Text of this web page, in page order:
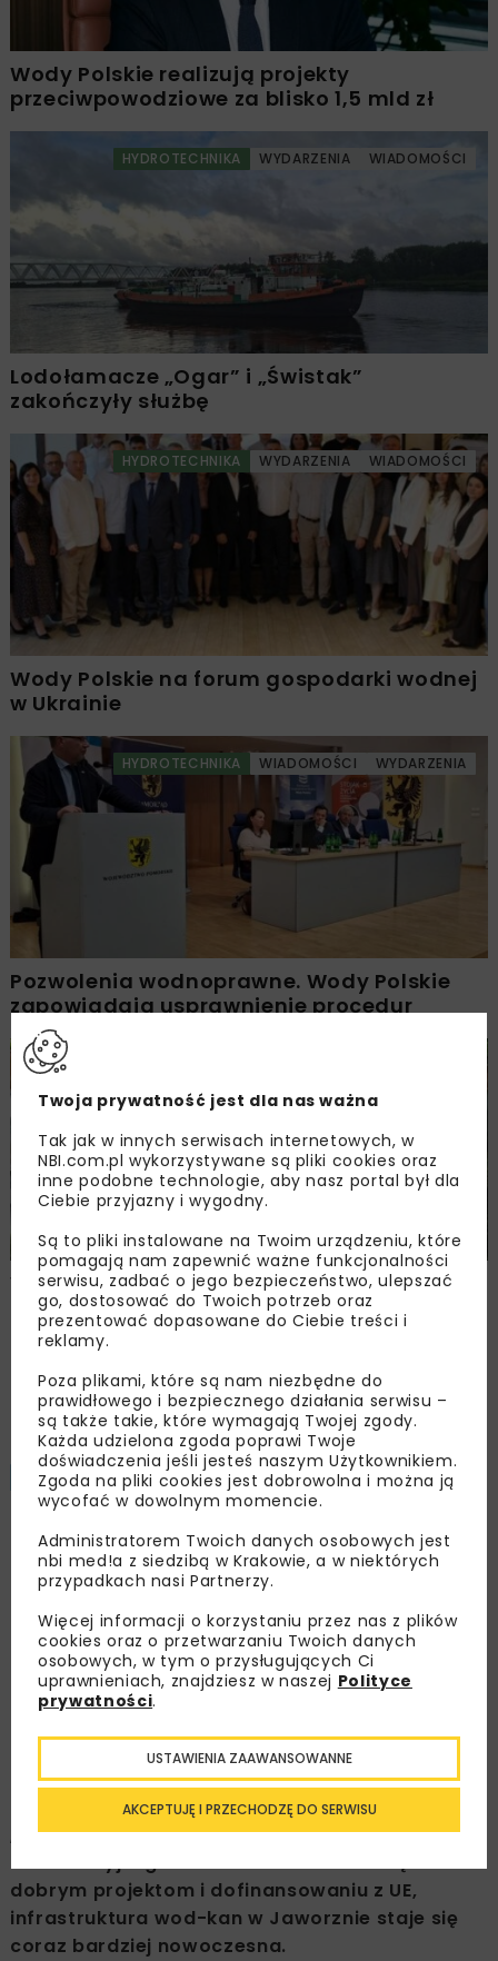
Wody Polskie realizują projekty
przeciwpowodziowe za blisko 1,5 mld zł
HYDROTECHNIKA WYDARZENIA WIADOMOŚCI
Lodołamacze „Ogar” i „Świstak”
zakończyły służbę
HYDROTECHNIKA WYDARZENIA WIADOMOŚCI
Wody Polskie na forum gospodarki wodnej
w Ukrainie
HYDROTECHNIKA WIADOMOŚCI WYDARZENIA
Pozwolenia wodnoprawne. Wody Polskie
zapowiadają usprawnienie procedur
Wody Polskie i Straż Graniczna rozmawiały
o współpracy na Bugu
Załaduj więcej...
WOD-KAN INWESTYCJE 1 MINUTA CZYTANIA
Modernizacja i rozbudowa
systemu kanalizacyjnego
miasta Jaworzna – faza III
Zakończyły się prace remontowo-budowlane
związane z realizacją III fazy projektu
„Modernizacja i rozbudowa systemu
kanalizacyjnego miasta Jaworzna”. Dzięki
dobrym projektom i dofinansowaniu z UE,
infrastruktura wod-kan w Jaworznie staje się
coraz bardziej nowoczesna.
Twoja prywatność jest dla nas ważna
Tak jak w innych serwisach internetowych, w
NBI.com.pl wykorzystywane są pliki cookies oraz
inne podobne technologie, aby nasz portal był dla
Ciebie przyjazny i wygodny.
Są to pliki instalowane na Twoim urządzeniu, które
pomagają nam zapewnić ważne funkcjonalności
serwisu, zadbać o jego bezpieczeństwo, ulepszać
go, dostosować do Twoich potrzeb oraz
prezentować dopasowane do Ciebie treści i
reklamy.
Poza plikami, które są nam niezbędne do
prawidłowego i bezpiecznego działania serwisu –
są także takie, które wymagają Twojej zgody.
Każda udzielona zgoda poprawi Twoje
doświadczenia jeśli jesteś naszym Użytkownikiem.
Zgoda na pliki cookies jest dobrowolna i można ją
wycofać w dowolnym momencie.
Administratorem Twoich danych osobowych jest
nbi med!a z siedzibą w Krakowie, a w niektórych
przypadkach nasi Partnerzy.
Więcej informacji o korzystaniu przez nas z plików
cookies oraz o przetwarzaniu Twoich danych
osobowych, w tym o przysługujących Ci
uprawnieniach, znajdziesz w naszej Polityce
prywatności.
AKCEPTUJĘ I PRZECHODZĘ DO SERWISU
USTAWIENIA ZAAWANSOWANNE